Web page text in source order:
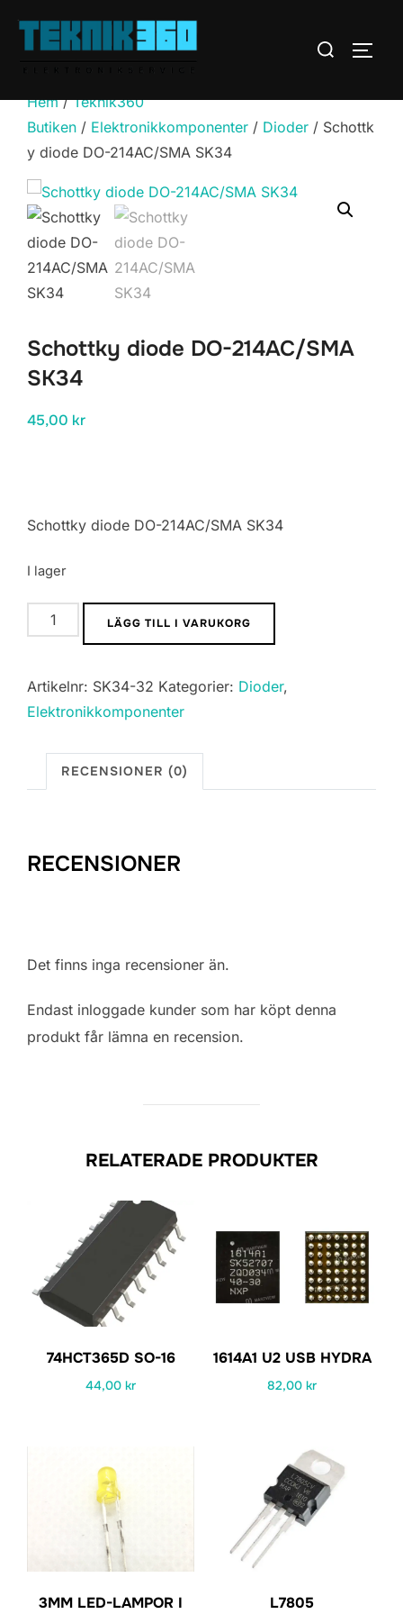
Sök
Hem/Teknik360
Butiken / Elektronikkomponenter / Dioder / Schottk
y diode DO-214AC/SMA SK34
Schottky diode DO-214AC/SMA
SK34
45,00 kr
Schottky diode DO-214AC/SMA SK34
I lager
Schottky
diode
214AC/SMA
SK34
LÄGG TILL I VARUKORG
Artikelnr: SK34-32 Kategorier: Dioder,
Elektronikkomponenter
RECENSIONER (0)
RECENSIONER
Det finns inga recensioner än.
Endast inloggade kunder som har köpt denna
produkt får lämna en recension.
RELATERADE PRODUKTER
74HCT365D SO-16
44,00kr
1614A1 U2 USB HYDRA
82,00kr
3MM LED-LAMPOR I
L7805